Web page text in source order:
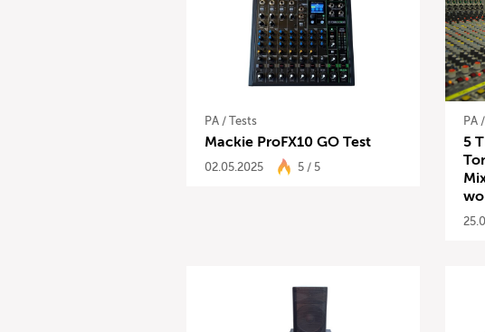
PA/ Tests
Mackie ProFX10 GO Test
02.05.2025 5 / 5
PA
5